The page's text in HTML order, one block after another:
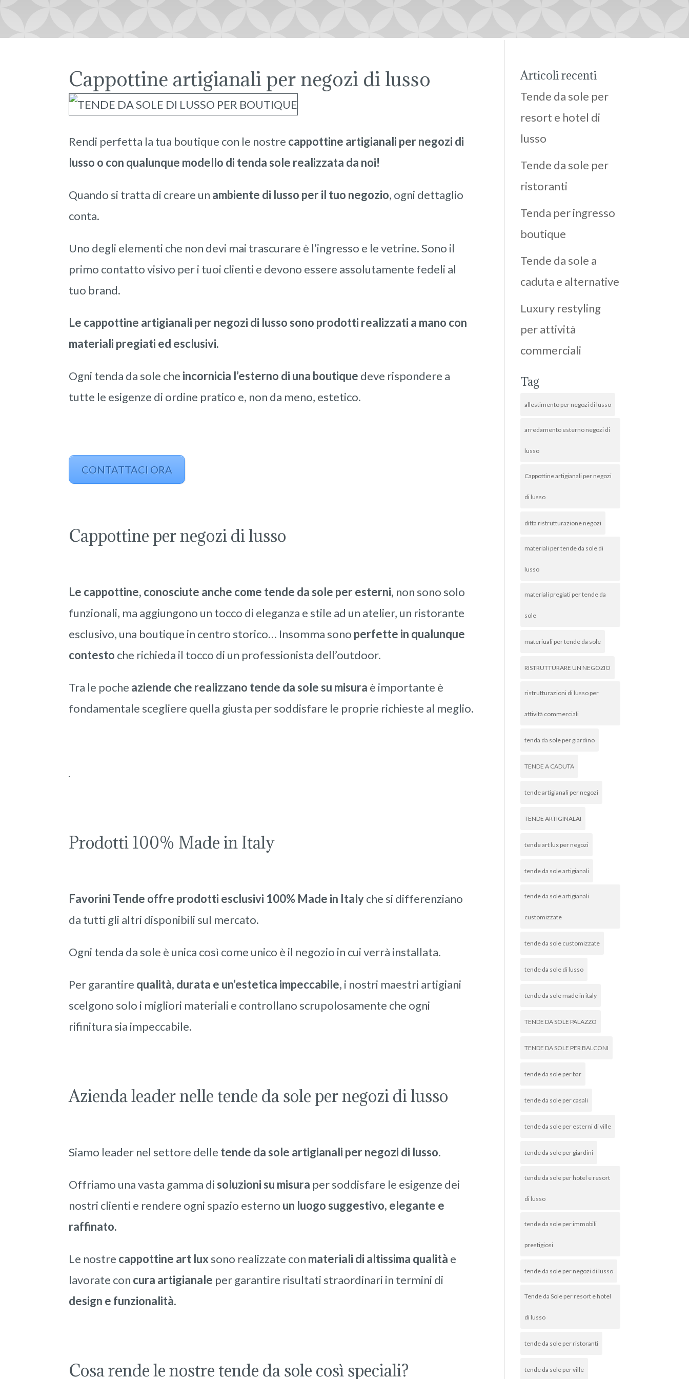
Cappottine artigianali per negozi di lusso
Rendi perfetta la tua boutique con le nostre cappottine artigianali per negozi di
lusso o con qualunque modello di tenda sole realizzata da noi!
Quando si tratta di creare un ambiente di lusso per il tuo negozio, ogni dettaglio
conta.
Uno degli elementi che non devi mai trascurare è l’ingresso e le vetrine. Sono il
primo contatto visivo per i tuoi clienti e devono essere assolutamente fedeli al
tuo brand.
Le cappottine artigianali per negozi di lusso sono prodotti realizzati a mano con
materiali pregiati ed esclusivi.
Ogni tenda da sole che incornicia l’esterno di una boutique deve rispondere a
tutte le esigenze di ordine pratico e, non da meno, estetico.
CONTATTACI ORA
Cappottine per negozi di lusso
Le cappottine, conosciute anche come tende da sole per esterni, non sono solo
funzionali, ma aggiungono un tocco di eleganza e stile ad un atelier, un ristorante
esclusivo, una boutique in centro storico… Insomma sono perfette in qualunque
contesto che richieda il tocco di un professionista dell’outdoor.
Tra le poche aziende che realizzano tende da sole su misura è importante è
fondamentale scegliere quella giusta per soddisfare le proprie richieste al meglio.
Prodotti 100% Made in Italy
Favorini Tende offre prodotti esclusivi 100% Made in Italyche si differenziano
da tutti gli altri disponibili sul mercato.
Ogni tenda da sole è unica così come unico è il negozio in cui verrà installata.
Per garantire qualità, durata e un’estetica impeccabile, i nostri maestri artigiani
scelgono solo i migliori materiali e controllano scrupolosamente che ogni
rifinitura sia impeccabile.
Azienda leader nelle tende da sole per negozi di lusso
Siamo leader nel settore delle tende da sole artigianali per negozi di lusso.
Offriamo una vasta gamma disoluzioni su misura per soddisfare le esigenze dei
nostri clienti e rendere ogni spazio esterno un luogo suggestivo, elegante e
raffinato.
Le nostre cappottine art luxsono realizzate con materiali di altissima qualità e
lavorate con cura artigianale per garantire risultati straordinari in termini di
design e funzionalità.
Cosa rende le nostre tende da sole così speciali?
Articoli recenti
Tende da sole per
resort e hotel di
lusso
Tende da sole per
ristoranti
Tenda per ingresso
boutique
Tende da sole a
caduta e alternative
Luxury restyling
per attività
commerciali
Tag
allestimento per negozi di lusso
arredamento esterno negozi di
lusso
Cappottine artigianali per negozi
di lusso
ditta ristrutturazione negozi
materiali per tende da sole di
lusso
materiali pregiati per tende da
sole
materiuali per tende da sole
RISTRUTTURARE UN NEGOZIO
ristrutturazioni di lusso per
attività commerciali
tenda da sole per giardino
TENDE A CADUTA
tende artigianali per negozi
TENDE ARTIGINALAI
tende art lux per negozi
tende da sole artigianali
tende da sole artigianali
customizzate
tende da sole customizzate
tende da sole di lusso
tende da sole made in italy
TENDE DA SOLE PALAZZO
TENDE DA SOLE PER BALCONI
tende da sole per bar
tende da sole per casali
tende da sole per esterni di ville
tende da sole per giardini
tende da sole per hotel e resort
di lusso
tende da sole per immobili
prestigiosi
tende da sole per negozi di lusso
Tende da Sole per resort e hotel
di lusso
tende da sole per ristoranti
tende da sole per ville